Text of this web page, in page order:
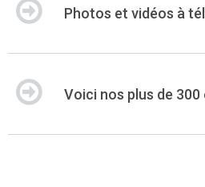
Photos et vidéos à
Voici nos plus de